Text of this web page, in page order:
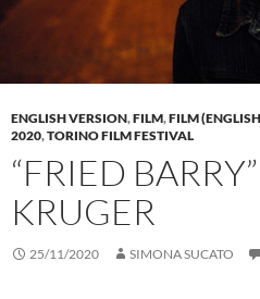
ENGLISH VERSION,FILM,FILM
2020,TORINO FILM FESTIVAL
“FRIED
KRUGER
25/11/2020 SIMONA SUCATO